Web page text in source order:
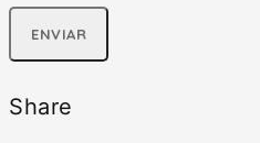
Share